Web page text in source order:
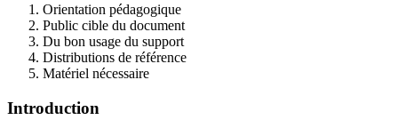
Orientation pédagogique
Public cible du document
Du bon usage du support
Distributions de référence
Matériel nécessaire
Introduction